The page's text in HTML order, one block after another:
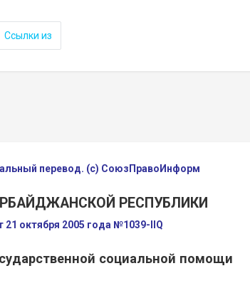
Ссылки из
перевод. (с) СоюзПравоИнформ
РЕСПУБЛИКИ
21 октября 2005 года №1039-IIQ
социальной помощи